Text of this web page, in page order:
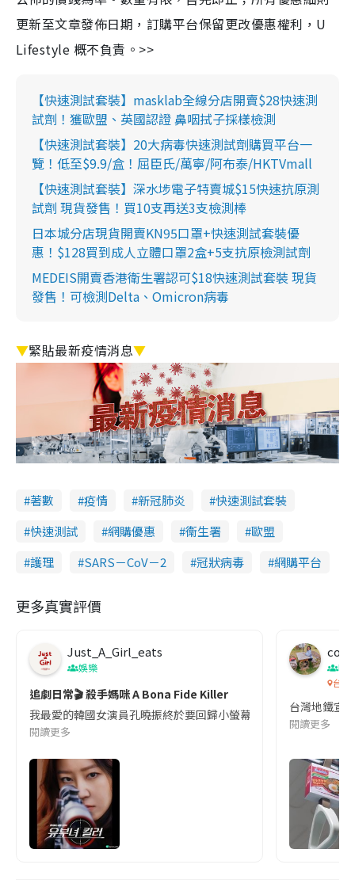
更新至文章發佈日期，訂購平台保留更改優惠權利，U
Lifestyle 概不負責。>>
【快速測試套裝】masklab全線分店開賣$28快速測
試劑！獲歐盟、英國認證 鼻咽拭子採樣檢測
【快速測試套裝】20大病毒快速測試劑購買平台一
覽！低至$9.9/盒！屈臣氏/萬寧/阿布泰/HKTVmall
【快速測試套裝】深水埗電子特賣城$15快速抗原測
試劑 現貨發售！買10支再送3支檢測棒
日本城分店現貨開賣KN95口罩+快速測試套裝優
惠！$128買到成人立體口罩2盒+5支抗原檢測試劑
MEDEIS開賣香港衛生署認可$18快速測試套裝 現貨
發售！可檢測Delta、Omicron病毒
▼緊貼最新疫情消息▼
著數 疫情 新冠肺炎
快速測試套裝
快速測試
網購優惠 衞生署
歐盟
護理
SARS－CoV－2 冠狀病毒 網購平台
更多真實評價
Just_A_Girl_eats
娛樂
追劇日常🎬 殺手媽咪 A Bona Fide Killer
我最愛的韓國女演員孔曉振終於要回歸小螢幕啦!這次的劇本改編
閱讀更多
co
吹
台灣
台灣地鐵宣
閱讀更多